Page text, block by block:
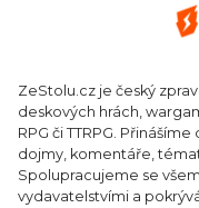
ZeStolu.cz je český
deskových hrách,
RPG či TTRPG.
dojmy, komentáře,
Spolupracujeme se
vydavatelstvími a